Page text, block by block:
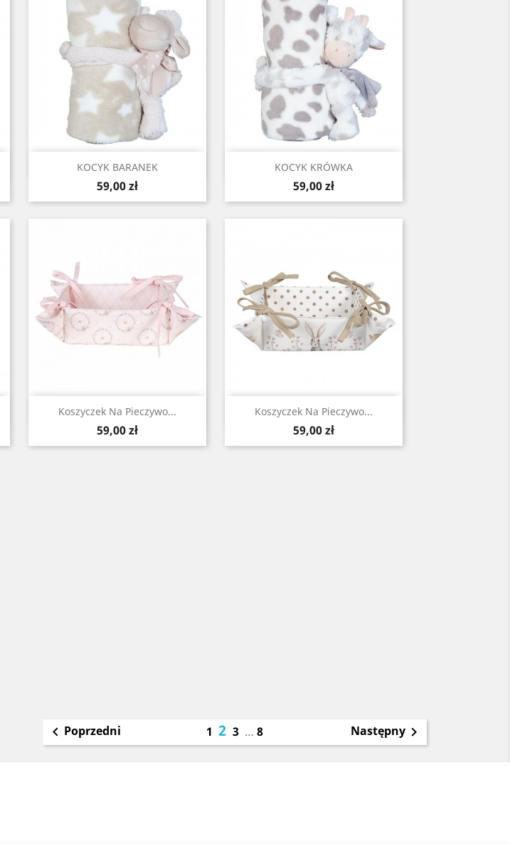
KOCYK BARANEK
Cena
59,00 zł
Szybki podgląd KOCYK KRÓWKA
Cena
59,00 zł
Szybki podgląd
Koszyczek Na Pieczywo...
Cena
59,00 zł
Szybki podgląd Koszyczek Na Pieczywo...
Cena
59,00 zł
Szybki podgląd
 Poprzedni 123 … 8 Następny